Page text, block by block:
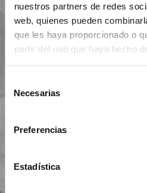
nuestros partners de redes
web, quienes pueden
que les haya proporcionado o
partir del uso que haya hecho
Necesarias
Preferencias
Estadística